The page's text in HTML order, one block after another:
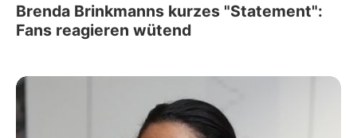
Brenda Brinkmanns kurzes "Statement":
Fans reagieren wütend